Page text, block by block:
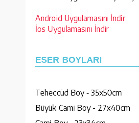
Android Uygulamasını İndir
İos Uygulamasını İndir
ESER BOYLARI
Teheccüd Boy - 35x50cm
Büyük Cami Boy - 27x40cm